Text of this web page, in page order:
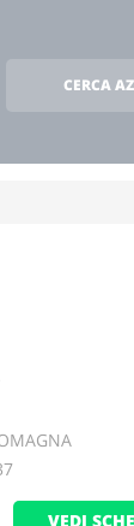
CERCA
VEDI